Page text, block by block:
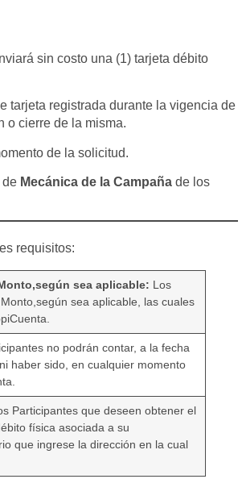
sin costo una (1) tarjeta débito
tarjeta registrada durante la vigencia de
o cierre de la misma.
de la solicitud.
deMecánica de la Campaña de los
requisitos:
sea aplicable: Los
sea aplicable, las cuales
no podrán contar, a la fecha
haber sido, en cualquier momento
Participantes que deseen obtener el
física asociada a su
que ingrese la dirección en la cual